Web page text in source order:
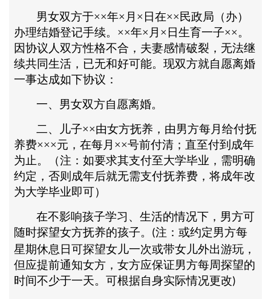
男女双方于××年×月×日在××民政局（办）
办理结婚登记手续。××年×月×日生育一子××。
因协议人双方性格不合，夫妻感情破裂，无法继
续共同生活，已无和好可能。现双方就自愿离婚
一事达成如下协议：
一、男女双方自愿离婚。
二、儿子××由女方抚养，由男方每月给付抚
养费×××元，在每月××号前付清；直至付到成年
为止。（注：如要求其支付至大学毕业，需明确
约定，否则成年后就无需支付抚养费，将成年改
为大学毕业即可）
在不影响孩子学习、生活的情况下，男方可
随时探望女方抚养的孩子。 (注：或约定男方每
星期休息日可探望女儿一次或带女儿外出游玩，
但应提前通知女方，女方应保证男方每周探望的
时间不少于一天。可根据自身实际情况更改)